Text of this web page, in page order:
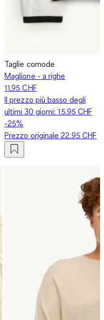
Taglie comode
Maglione - a righe
11.95 CHF
Il prezzo più basso degli
ultimi 30 giorni:15.95 CHF
-25%
Prezzo originale 22.95 CHF